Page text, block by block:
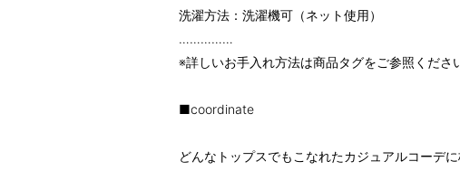
洗濯方法：洗濯機可（ネット使用）
……………
※詳しいお手入れ方法は商品タグをご参照くださ
■coordinate
どんなトップスでもこなれたカジュアルコーデ